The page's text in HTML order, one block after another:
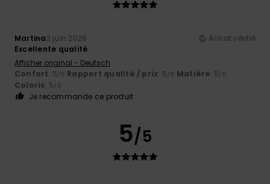
Martina3 juin 2026
Achat vérifié
Excellente qualité
Afficher original - Deutsch
Confort: 5/5 Rapport qualité / prix: 5/5 Matière: 5/5
Coloris: 5/5
Je recommande ce produit
5/5